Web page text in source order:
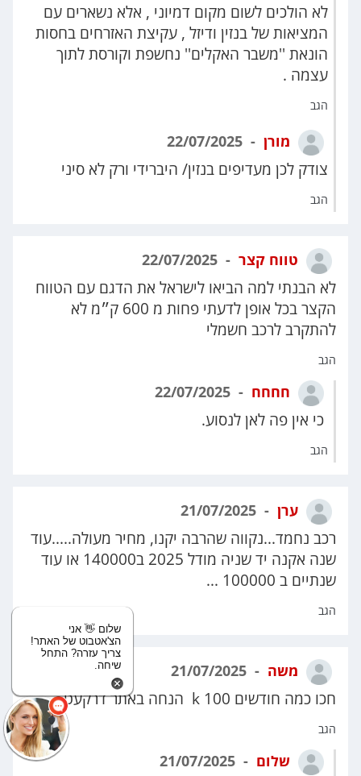
לא הולכים לשום מקום דמיוני , אלא נשארים עם
המציאות של בנזין ודיזל , עקיצת האזרחים בחסות
הונאת ''משבר האקלים'' נחשפת וקורסת לתוך
עצמה .
הגב
מורן
צודק לכן מעדיפים בנזין/ היברידי ורק לא סיני
הגב
טווח קצר
לא הבנתי למה הביאו לישראל את הדגם עם הטווח
הקצר בכל אופן לדעתי פחות מ 600 ק״מ לא
להתקרב לרכב חשמלי
הגב
חחחח
כי אין פה לאן לנסוע.
הגב
ערן
רכב נחמד...נקווה שהרבה יקנו, מחיר מעולה.....עוד
שנה אקנה יד שניה מודל 2025 ב140000 או עוד
שנתיים ב 100000 ...
הגב
משה
חכו כמה חודשים 100 k הנחה באתר דרקעט ......
הגב
שלום
שלום 👋 אני
הצ'אטבוט של האתר!
צריך עזרה? התחל
שיחה.